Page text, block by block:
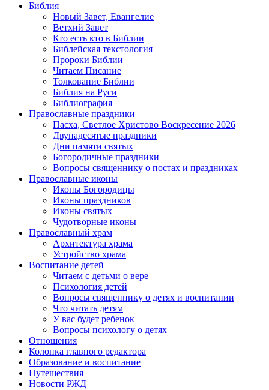
Библия
Новый Завет, Евангелие
Ветхий Завет
Кто есть кто в Библии
Библейская текстология
Пророки Библии
Читаем Писание
Толкование Библии
Библия на Руси
Библиография
Православные праздники
Пасха, Светлое Христово Воскресение 2026
Двунадесятые праздники
Дни памяти святых
Богородичные праздники
Вопросы священнику о постах и праздниках
Православные иконы
Иконы Богородицы
Иконы праздников
Иконы святых
Чудотворные иконы
Православный храм
Архитектура храма
Устройство храма
Воспитание детей
Читаем с детьми о вере
Психология детей
Вопросы священнику о детях и воспитании
Что читать детям
У вас будет ребенок
Вопросы психологу о детях
Отношения
Колонка главного редактора
Образование и воспитание
Путешествия
Новости РЖД